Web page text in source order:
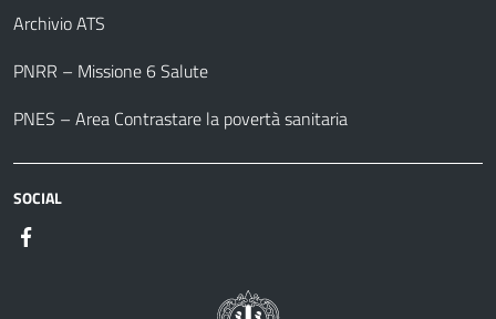
Archivio ATS
PNRR – Missione 6 Salute
PNES – Area Contrastare la povertà sanitaria
SOCIAL